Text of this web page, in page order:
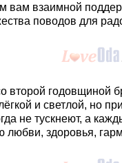
вам взаимной
поводов для
второй годовщиной
и светлой, но
не тускнеют, а
здоровья,